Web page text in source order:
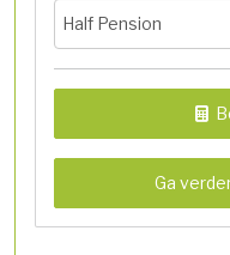
Half Pension
Ga